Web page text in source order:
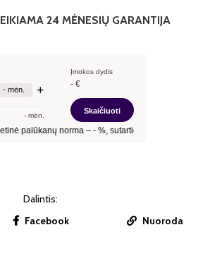
24 MĖNESIŲ GARANTIJA
Dalintis:
Facebook Nuoroda